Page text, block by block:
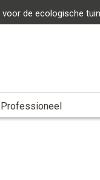
de ecologische tuin
Professioneel